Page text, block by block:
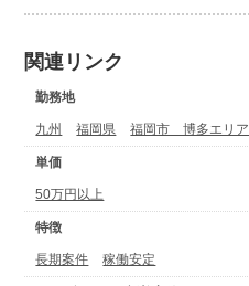
関連リンク
勤務地
九州 福岡県 福岡市 博多エリア
単価
50万円以上
特徴
長期案件 稼働安定